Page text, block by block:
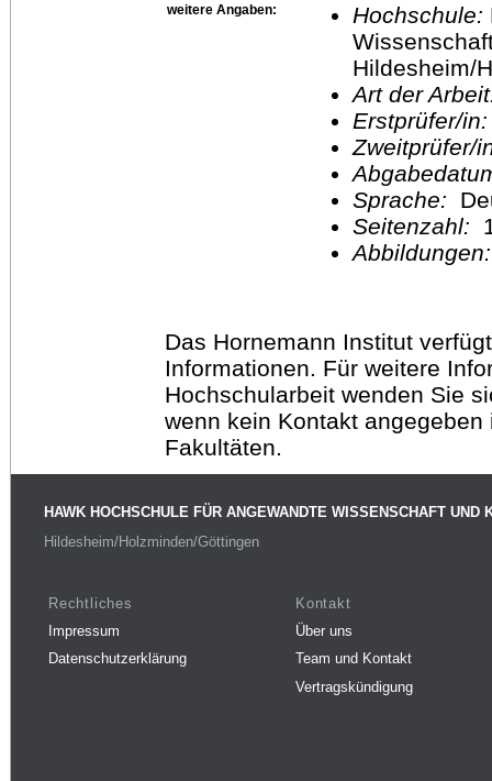
weitere Angaben: Hochschule:
Hildesheim/
Art der
Erstprüfer/
Sprache:
Seitenzahl:
Das Hornemann Institut
Informationen. Für weitere
Hochschularbeit wenden Sie
wenn kein Kontakt
Fakultäten.
HAWK HOCHSCHULE FÜR ANGEWANDTE WISSENSCHAFT UND
Hildesheim/Holzminden/Göttingen
Rechtliches
Impressum
Datenschutzerklärung
Kontakt
Über uns
Team und Kontakt
Vertragskündigung